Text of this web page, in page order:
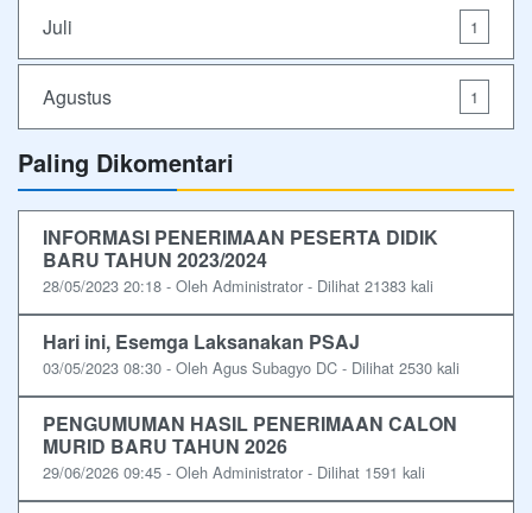
Juli 1
Agustus 1
Paling Dikomentari
INFORMASI PENERIMAAN PESERTA DIDIK
BARU TAHUN 2023/2024
28/05/2023 20:18 - Oleh Administrator - Dilihat 21383 kali
Hari ini, Esemga Laksanakan PSAJ
03/05/2023 08:30 - Oleh Agus Subagyo DC - Dilihat 2530 kali
PENGUMUMAN HASIL PENERIMAAN CALON
MURID BARU TAHUN 2026
29/06/2026 09:45 - Oleh Administrator - Dilihat 1591 kali